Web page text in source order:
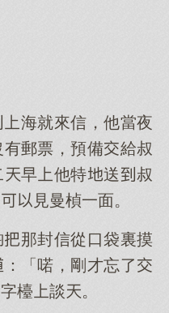
海就來信，他當夜
有郵票，預備給叔
早他特送叔
見曼楨一面。
那封信從口袋裏摸
「喏，剛才忘了
檯談。